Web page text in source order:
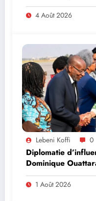
4 Août 2026
Lebeni Koffi 0
Diplomatie
Dominique
leadership
Afrique
1 Août 2026